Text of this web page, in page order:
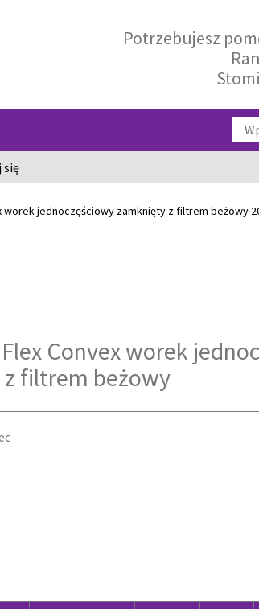
Potrzebujesz
się
worek jednoczęściowy zamknięty z filtrem beżowy
Convex worek
filtrem beżowy